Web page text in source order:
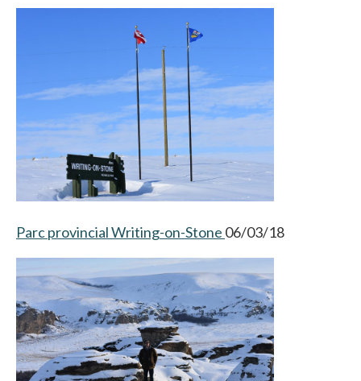
Parc provincial Writing-on-Stone 06/03/18